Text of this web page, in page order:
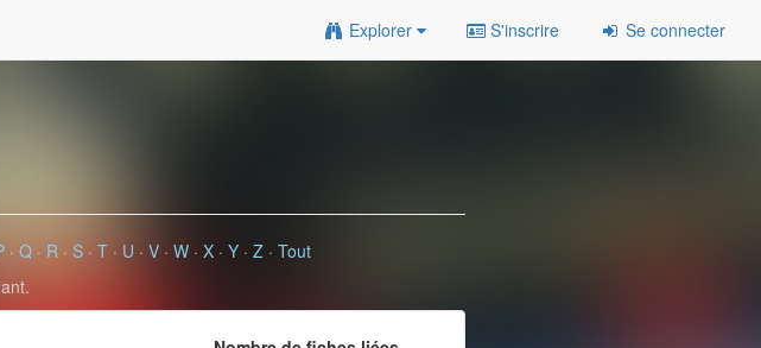
Explorer S'inscrire Se connecter
· Q· R· S· T· U · V· W· X· Y· Z· Tout